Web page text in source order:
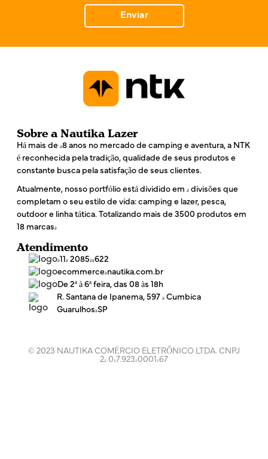
*
Enviar
Sobre a Nautika Lazer
Há mais de 48 anos no mercado de camping e aventura, a NTK
é reconhecida pela tradição, qualidade de seus produtos e
constante busca pela satisfação de seus clientes.
Atualmente, nosso portfólio está dividido em 4 divisões que
completam o seu estilo de vida: camping e lazer, pesca,
outdoor e linha tática. Totalizando mais de 3500 produtos em
18 marcas!
Atendimento
(11) 2085-4622
ecommerce@nautika.com.br
De 2ª à 6ª feira, das 08 às 18h
R. Santana de Ipanema, 597 - Cumbica
Guarulhos/SP
© 2023 NAUTIKA COMÉRCIO ELETRÔNICO LTDA. CNPJ
24.047.923/0001-67